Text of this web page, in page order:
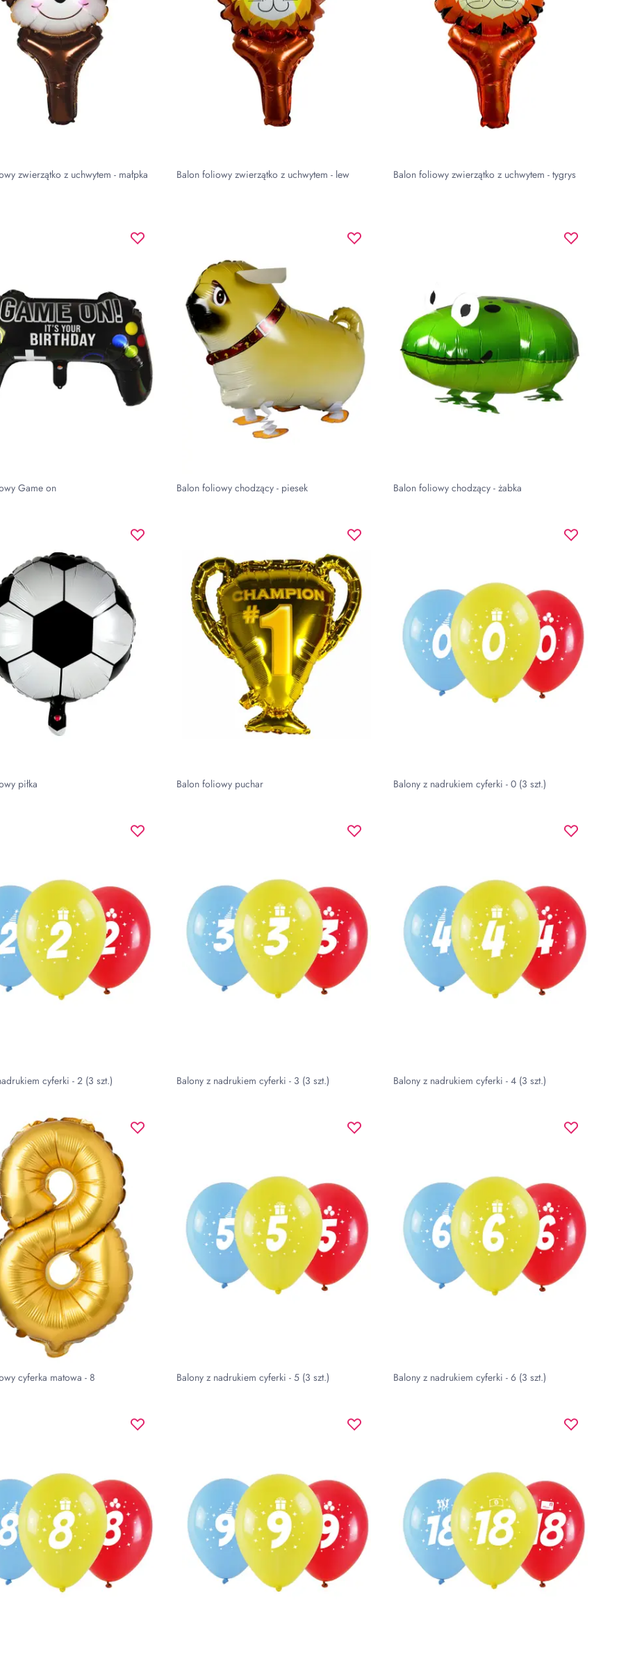
zwierzątko z uchwytem - małpka Balon foliowy zwierzątko z uchwytem - lew Balon foliowy zwierzątko z uchwytem - tygrys
Game on Balon foliowy chodzący - piesek Balon foliowy chodzący - żabka
piłka Balon foliowy puchar Balony z nadrukiem cyferki - 0 (3 szt.)
cyferki - 2 (3 szt.) Balony z nadrukiem cyferki - 3 (3 szt.) Balony z nadrukiem cyferki - 4 (3 szt.)
cyferka matowa - 8 Balony z nadrukiem cyferki - 5 (3 szt.) Balony z nadrukiem cyferki - 6 (3 szt.)